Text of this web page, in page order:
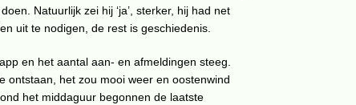
niet? Natuurlijk zei hij ‘ja’, sterker, hij had net
uit te nodigen, de rest is geschiedenis.
en het aantal aan- en afmeldingen steeg.
ontstaan, het zou mooi weer en oostenwind
het middaguur begonnen de laatste